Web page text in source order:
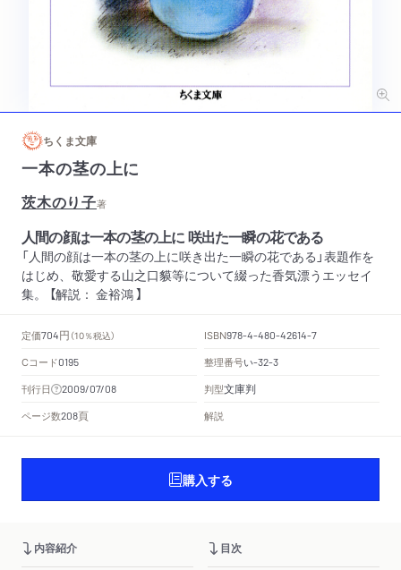
ちくま文庫
一本の茎の上に
茨木のり子著
人間の顔は一本の茎の上に 咲出た一瞬の花である
「人間の顔は一本の茎の上に咲き出た一瞬の花である」表題作を
はじめ、敬愛する山之口貘等について綴った香気漂うエッセイ
集。 【解説： 金裕鴻 】
定価704円 （10％税込） ISBN978-4-480-42614-7
Cコード0195 整理番号い-32-3
刊行日 2009/07/08 判型文庫判
ページ数208頁 解説
購入する
内容紹介 目次